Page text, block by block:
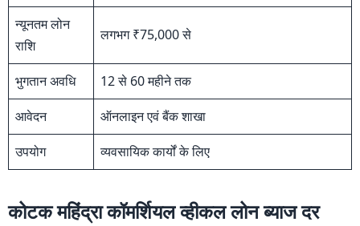
न्यूनतम लोन
राशि
लगभग ₹75,000 से
भुगतान अवधि
12 से 60 महीने तक
आवेदन
ऑनलाइन एवं बैंक शाखा
उपयोग
व्यवसायिक कार्यों के लिए
कोटक महिंद्रा कॉमर्शियल व्हीकल लोन ब्याज दर